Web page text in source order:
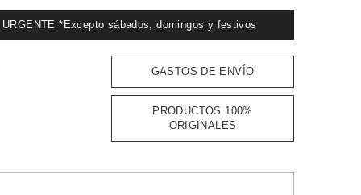
*Excepto sábados, domingos y festivos
GASTOS DE ENVÍO
PRODUCTOS 100%
ORIGINALES